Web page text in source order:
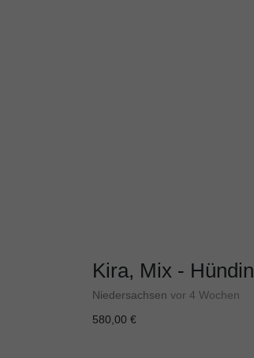
Kira, Mix - Hündin
Niedersachsen vor 4 Wochen
580,00 €